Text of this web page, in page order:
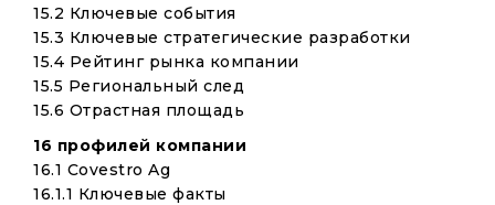
15.2 Ключевые события
15.3 Ключевые стратегические разработки
15.4 Рейтинг рынка компании
15.5 Региональный след
15.6 Отрастная площадь
16 профилей компании
16.1 Covestro Ag
16.1.1 Ключевые факты